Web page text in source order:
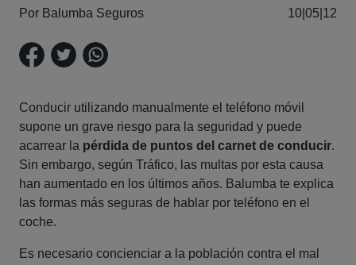
Por Balumba Seguros 10|05|12
Conducir utilizando manualmente el teléfono móvil
supone un grave riesgo para la seguridad y puede
acarrear la pérdida de puntos del carnet de conducir.
Sin embargo, según Tráfico, las multas por esta causa
han aumentado en los últimos años. Balumba te explica
las formas más seguras de hablar por teléfono en el
coche.
Es necesario concienciar a la población contra el mal